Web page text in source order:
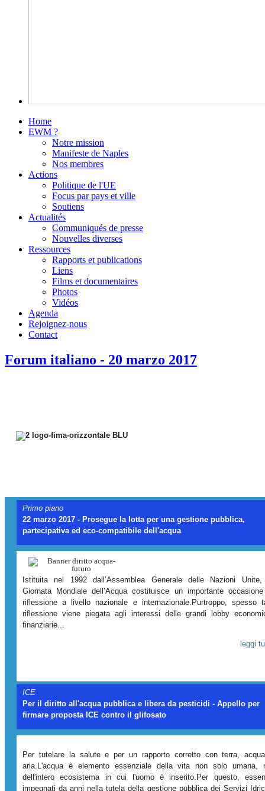
Home
EWM ?
Notre mission
Manifeste de Naples
Nos membres
Actions
Politique de l'UE
Focus par pays et ville
Soutiens
Actualités
Communiqués de presse
Nouvelles diverses
Ressources
Rapports et publications
Liens
Films et documentaires
Photos
Vidéos
Agenda
Rejoignez-nous
Contact
Forum italiano - 20 marzo 2017
Primo piano
22 marzo 2017 - Prosegue la lotta per una gestione pubblica,
partecipativa ed eco-compatibile dell'acqua
Istituita nel 1992 dall’Assemblea Generale delle Nazioni
Giornata Mondiale dell’Acqua costituisce un importante
riflessione a livello nazionale e internazionale.Purtroppo, spesso
riflessione viene piegata agli interessi delle grandi lobby
finanziarie...
leggi
ICE
Per il diritto all'acqua pubblica e libera da pesticidi - Appello per
firmare proposta ICE contro il glifosato
Per tutelare la salute e per un rapporto corretto con terra,
aria.L'acqua è elemento essenziale della vita non solo umana,
dell'intero ecosistema in cui l'uomo è inserito.Per questo,
impegnati da anni nella tutela della gestione pubblica dei Servizi